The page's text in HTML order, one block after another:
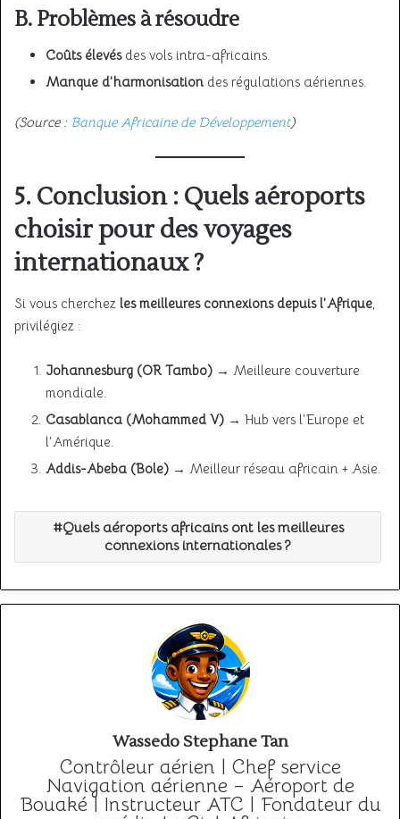
B. Problèmes à résoudre
Coûts élevésdes vols intra-africains.
Manque d’harmonisation des régulations aériennes.
(Source : Banque Africaine de Développement)
5. Conclusion : Quels aéroports
choisir pour des voyages
internationaux ?
Si vous cherchez les meilleures connexions depuis l’Afrique
privilégiez :
Johannesburg (OR Tambo) → Meilleure couverture
mondiale.
Casablanca (Mohammed V) → Hub vers l’Europe et
l’Amérique.
Addis-Abeba (Bole) → Meilleur réseau africain + Asie.
Quels aéroports africains ont les meilleures
connexions internationales ?
Wassedo Stephane Tan
Contrôleur aérien | Chef service
Navigation aérienne – Aéroport de
Bouaké | Instructeur ATC | Fondateur du